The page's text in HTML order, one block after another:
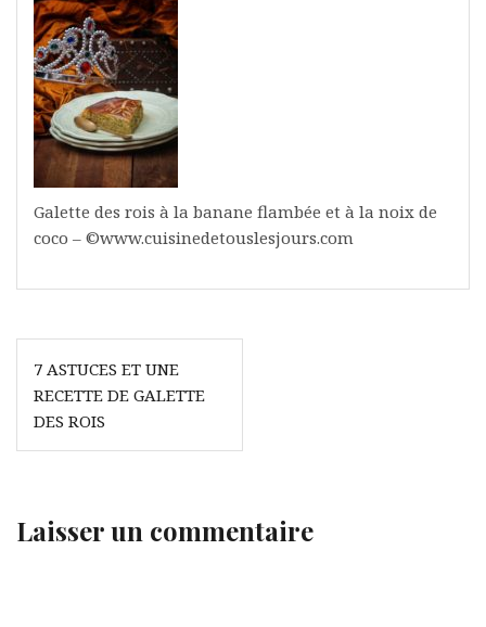
Galette des rois à la banane flambée et à la noix de
coco – ©www.cuisinedetouslesjours.com
Navigation
de
l’article
7 ASTUCES ET UNE
RECETTE DE GALETTE
DES ROIS
Laisser un commentaire